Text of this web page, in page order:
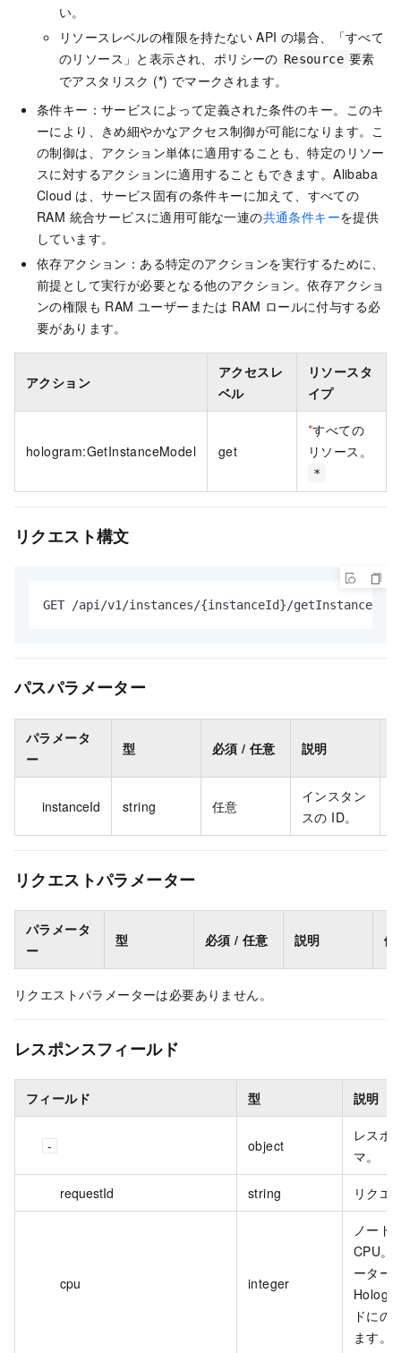
い。
リソースレベルの権限を持たない API の場合、「すべて
のリソース」と表示され、ポリシーの Resource 要素
でアスタリスク (*) でマークされます。
条件キー：サービスによって定義された条件のキー。このキ
ーにより、きめ細やかなアクセス制御が可能になります。こ
の制御は、アクション単体に適用することも、特定のリソー
スに対するアクションに適用することもできます。Alibaba
Cloud は、サービス固有の条件キーに加えて、すべての
RAM 統合サービスに適用可能な一連の共通条件キーを提供
しています。
依存アクション：ある特定のアクションを実行するために、
前提として実行が必要となる他のアクション。依存アクショ
ンの権限も RAM ユーザーまたは RAM ロールに付与する必
要があります。
アクション
アクセスレ
ベル
リソースタ
イプ
hologram:GetInstanceModel get
*すべての
リソース。
*
リクエスト構文
GET /api/v1/instances/{instanceId}/
パスパラメーター
パラメータ
ー
型 必須 / 任意 説明
instanceId string 任意
インスタン
スの ID。
リクエストパラメーター
パラメータ
ー
型 必須 / 任意 説明 例
リクエストパラメーターは必要ありません。
レスポンスフィールド
フィールド 型 説明
object
レスポ
マ。
requestId string リクエ
cpu integer
ノード
CPU。
ーター
ドにの
ます。